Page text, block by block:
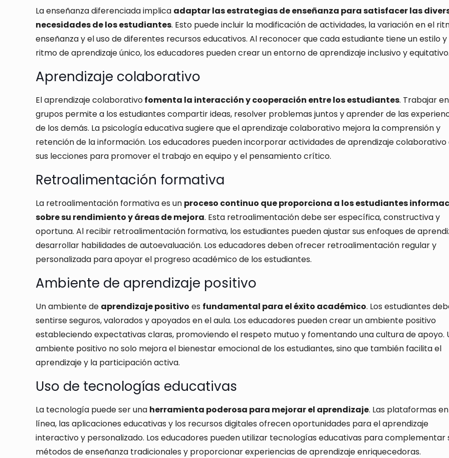
La enseñanza diferenciada implica adaptar las estrategias de enseñanza para satisfacer las
necesidades de los estudiantes. Esto puede incluir la modificación de actividades, la variación en el
enseñanza y el uso de diferentes recursos educativos. Al reconocer que cada estudiante tiene un estilo y
ritmo de aprendizaje único, los educadores pueden crear un entorno de aprendizaje inclusivo y equitativo.
Aprendizaje colaborativo
El aprendizaje colaborativofomenta la interacción y cooperación entre los estudiantes. Trabajar en
grupos permite a los estudiantes compartir ideas, resolver problemas juntos y aprender de las
de los demás. La psicología educativa sugiere que el aprendizaje colaborativo mejora la comprensión y
retención de la información. Los educadores pueden incorporar actividades de aprendizaje colaborativo
sus lecciones para promover el trabajo en equipo y el pensamiento crítico.
Retroalimentación formativa
La retroalimentación formativa es un proceso continuo que proporciona a los estudiantes
sobre su rendimiento y áreas de mejora. Esta retroalimentación debe ser específica, constructiva y
oportuna. Al recibir retroalimentación formativa, los estudiantes pueden ajustar sus enfoques de
desarrollar habilidades de autoevaluación. Los educadores deben ofrecer retroalimentación regular y
personalizada para apoyar el progreso académico de los estudiantes.
Ambiente de aprendizaje positivo
Un ambiente de aprendizaje positivo es fundamental para el éxito académico. Los estudiantes
sentirse seguros, valorados y apoyados en el aula. Los educadores pueden crear un ambiente positivo
estableciendo expectativas claras, promoviendo el respeto mutuo y fomentando una cultura de apoyo.
ambiente positivo no solo mejora el bienestar emocional de los estudiantes, sino que también facilita el
aprendizaje y la participación activa.
Uso de tecnologías educativas
La tecnología puede ser una herramienta poderosa para mejorar el aprendizaje. Las plataformas en
línea, las aplicaciones educativas y los recursos digitales ofrecen oportunidades para el aprendizaje
interactivo y personalizado. Los educadores pueden utilizar tecnologías educativas para complementar
métodos de enseñanza tradicionales y proporcionar experiencias de aprendizaje enriquecedoras.